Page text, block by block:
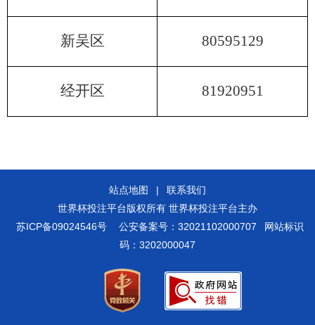
新吴区 80595129
经开区 81920951
站点地图 |
联系我们
世界杯投注平台版权所有 世界杯投注平台主办
苏ICP备09024546号
公安备案号：32021102000707
网站标识
码：3202000047